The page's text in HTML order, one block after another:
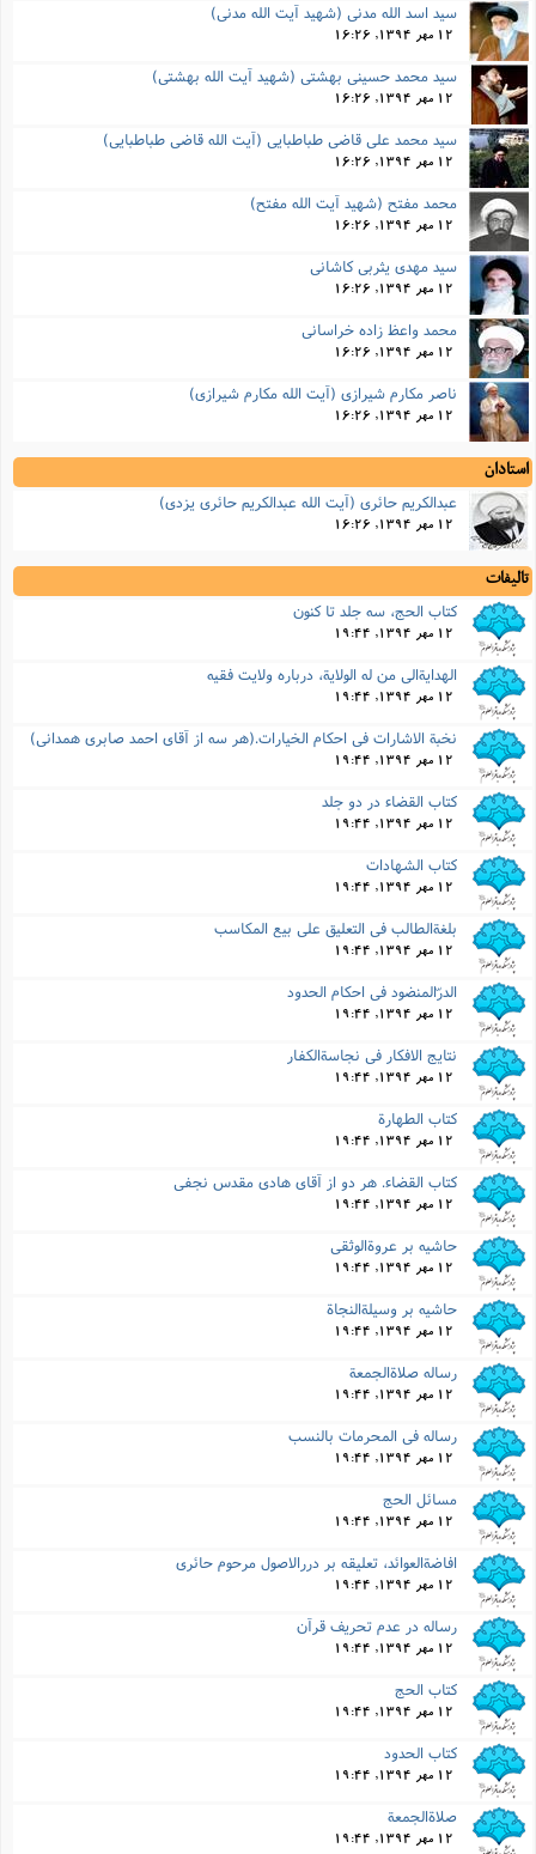
سید اسد الله مدنی (شهید آیت الله مدنی)
12 مهر 1394, 16:26
سید محمد حسینی بهشتی (شهید آیت الله بهشتی)
12 مهر 1394, 16:26
سید محمد علی قاضی طباطبایی (آیت الله قاضی طباطبایی)
12 مهر 1394, 16:26
محمد مفتح (شهید آیت الله مفتح)
12 مهر 1394, 16:26
سید مهدی یثربی کاشانی
12 مهر 1394, 16:26
محمد واعظ زاده خراسانی
12 مهر 1394, 16:26
ناصر مکارم شیرازی (آیت الله مکارم شیرازی)
12 مهر 1394, 16:26
استادان
عبدالکریم حائری (آیت الله عبدالکریم حائری یزدی)
12 مهر 1394, 16:26
تالیفات
کتاب الحج، سه جلد تا کنون
12 مهر 1394, 19:44
الهدایةالى من له الولایة، درباره ولایت فقیه
12 مهر 1394, 19:44
نخبة الاشارات فى احکام الخیارات.(هر سه از آقاى احمد صابرى همدانى)
12 مهر 1394, 19:44
کتاب القضاء در دو جلد
12 مهر 1394, 19:44
کتاب الشهادات
12 مهر 1394, 19:44
بلغةالطالب فى التعلیق على بیع المکاسب
12 مهر 1394, 19:44
الدرّالمنضود فى احکام الحدود
12 مهر 1394, 19:44
نتایج الافکار فى نجاسةالکفار
12 مهر 1394, 19:44
کتاب الطهارة
12 مهر 1394, 19:44
کتاب القضاء. هر دو از آقاى هادى مقدس نجفى
12 مهر 1394, 19:44
حاشیه بر عروةالوثقى
12 مهر 1394, 19:44
حاشیه بر وسیلةالنجاة
12 مهر 1394, 19:44
رساله صلاةالجمعة
12 مهر 1394, 19:44
رساله فى المحرمات بالنسب
12 مهر 1394, 19:44
مسائل الحج
12 مهر 1394, 19:44
افاضةالعوائد، تعلیقه بر دررالاصول مرحوم حائرى
12 مهر 1394, 19:44
رساله در عدم تحریف قرآن
12 مهر 1394, 19:44
کتاب الحج
12 مهر 1394, 19:44
کتاب الحدود
12 مهر 1394, 19:44
صلاةالجمعة
12 مهر 1394, 19:44